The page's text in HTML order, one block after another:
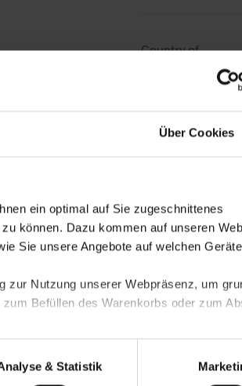
Über Cookies
ein optimal auf Sie zugeschnittenes
können. Dazu kommen auf unseren
Sie unsere Angebote auf welchen
zur Nutzung unserer Webpräsenz, um
Befüllen des Warenkorbs oder zum
Ihres Nutzerverhaltens und Ihres
Optimierung unserer Webpräsenz
& Statistik
Country of
less information